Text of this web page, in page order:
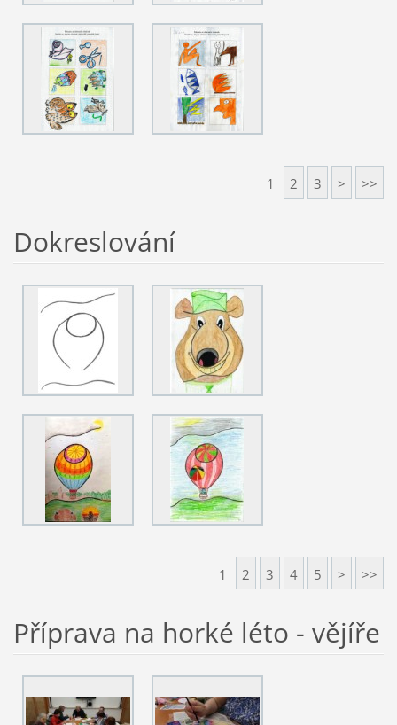
1 2 3 > >>
Dokreslování
1 2 3 4 5 > >>
Příprava na horké léto - vějíře